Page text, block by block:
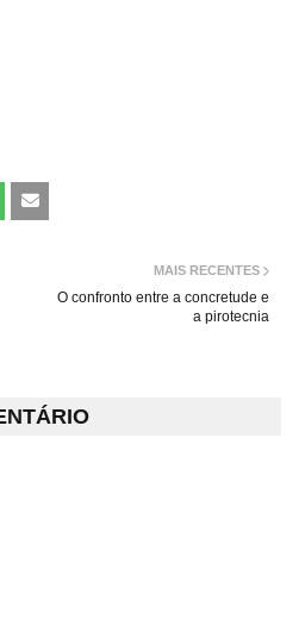
MAIS RECENTES
O confronto entre a concretude e
a pirotecnia